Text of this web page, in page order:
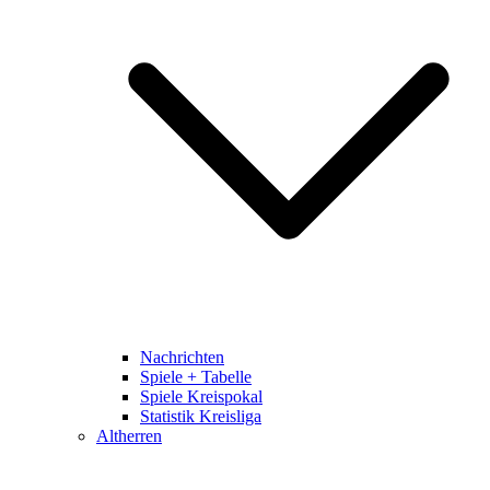
Nachrichten
Spiele + Tabelle
Spiele Kreispokal
Statistik Kreisliga
Altherren